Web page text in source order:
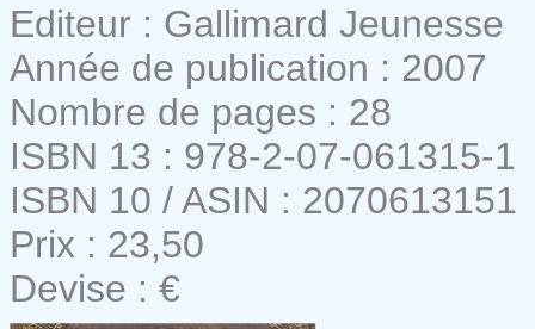
Editeur : Gallimard Jeunesse
Année de publication : 2007
Nombre de pages : 28
ISBN 13 : 978-2-07-061315-1
ISBN 10 / ASIN : 2070613151
Prix : 23,50
Devise : €